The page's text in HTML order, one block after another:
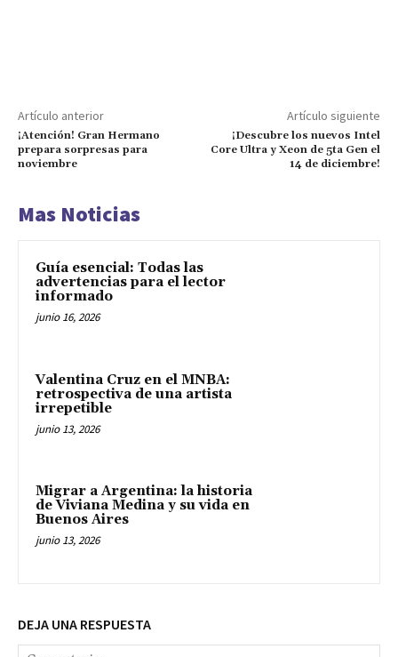
Artículo anterior
¡Atención! Gran Hermano
prepara sorpresas para
noviembre
Artículo siguiente
¡Descubre los nuevos Intel
Core Ultra y Xeon de 5ta Gen el
14 de diciembre!
Mas Noticias
Guía esencial: Todas las
advertencias para el lector
informado
junio 16, 2026
Valentina Cruz en el MNBA:
retrospectiva de una artista
irrepetible
junio 13, 2026
Migrar a Argentina: la historia
de Viviana Medina y su vida en
Buenos Aires
junio 13, 2026
DEJA UNA RESPUESTA